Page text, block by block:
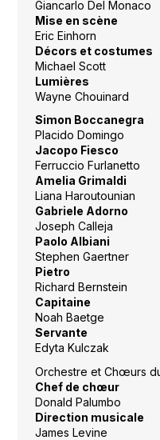
Giancarlo Del Monaco
Mise en scène
Eric Einhorn
Décors et costumes
Michael Scott
Lumières
Wayne Chouinard
Simon Boccanegra
Placido Domingo
Jacopo Fiesco
Ferruccio Furlanetto
Amelia Grimaldi
Liana Haroutounian
Gabriele Adorno
Joseph Calleja
Paolo Albiani
Stephen Gaertner
Pietro
Richard Bernstein
Capitaine
Noah Baetge
Servante
Edyta Kulczak
Orchestre et Chœurs
Chef de chœur
Donald Palumbo
Direction musicale
James Levine